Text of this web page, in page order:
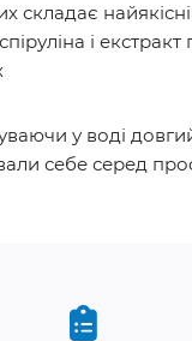
складає
і екстракт
у воді
себе серед